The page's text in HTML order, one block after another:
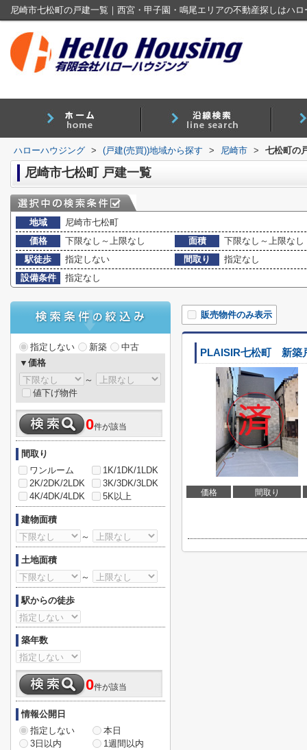
尼崎市七松町の戸建一覧｜西宮・甲子園・鳴尾エリアの不動産探しはハ
ハローハウジング > (戸建(売買))地域から探す > 尼崎市 > 七松町の
尼崎市七松町 戸建一覧
地域
尼崎市七松町
価格
下限なし～上限なし 面積
下限なし～上限なし
駅徒歩
指定しない 間取り
指定なし
設備条件
指定なし
販売物件のみ表示
PLAISIR七松町 新
価格 間取り
指定しない 新築
中古
▼価格
～
値下げ物件
0件が該当
間取り
ワンルーム
1K/1DK/1LDK
2K/2DK/2LDK
3K/3DK/3LDK
4K/4DK/4LDK
5K以上
建物面積
～
土地面積
～
駅からの徒歩
築年数
0件が該当
情報公開日
指定しない
本日
3日以内
1週間以内